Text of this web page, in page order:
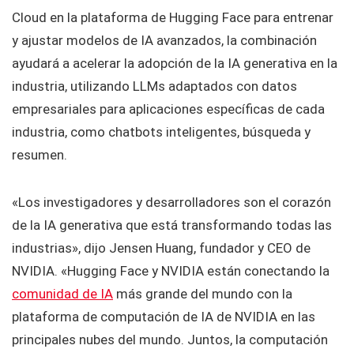
Cloud en la plataforma de Hugging Face para entrenar
y ajustar modelos de IA avanzados, la combinación
ayudará a acelerar la adopción de la IA generativa en la
industria, utilizando LLMs adaptados con datos
empresariales para aplicaciones específicas de cada
industria, como chatbots inteligentes, búsqueda y
resumen.
«Los investigadores y desarrolladores son el corazón
de la IA generativa que está transformando todas las
industrias», dijo Jensen Huang, fundador y CEO de
NVIDIA. «Hugging Face y NVIDIA están conectando la
comunidad de IA más grande del mundo con la
plataforma de computación de IA de NVIDIA en las
principales nubes del mundo. Juntos, la computación